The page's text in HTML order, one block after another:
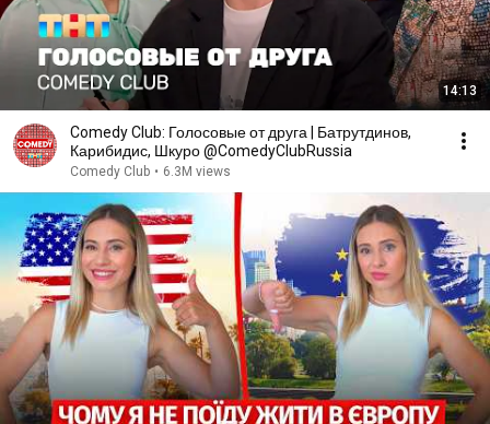
14:13
Comedy Club: Голосовые от друга | Батрутдинов,
Карибидис, Шкуро @ComedyClubRussia
Comedy Club • 6.3M views